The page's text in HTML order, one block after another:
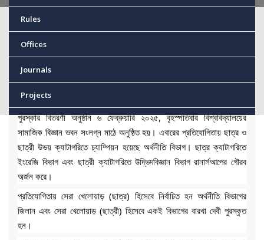
Rules
Offices
Journals
Projects
Library
Portals
Published
জগন্নাথ বিশ্ববিদ্যালয়ের (জবি) ষষ্ঠ আন্তঃবিভাগ ভলিবল প্রতিযোগিতা ২০২৫-এর
পুরস্কার বিতরণী অনুষ্ঠান ৬ ফেব্রুয়ারি ২০২৫, বৃহস্পতিবার বিশ্ববিদ্যালয়ের
সামাজিক বিজ্ঞান ভবন সংলগ্ন মাঠে অনুষ্ঠিত হয়। এবারের প্রতিযোগিতায় ছাত্র ও
ছাত্রী উভয় ক্যাটাগরিতে চ্যাম্পিয়ন হয়েছে অর্থনীতি বিভাগ। ছাত্র ক্যাটাগরিতে
ইংরেজি বিভাগ এবং ছাত্রী ক্যাটাগরিতে উদ্ভিদবিজ্ঞান বিভাগ রানার্সআপের গৌরব
অর্জন করে।
প্রতিযোগিতায় সেরাখেলোয়াড় (ছাত্র) হিসেবে নির্বাচিত হন অর্থনীতি বিভাগের
জিলান এবং সেরা খেলোয়াড় (ছাত্রী) হিসেবে একই বিভাগের বারখা দেবী পুরস্কৃত
হন।